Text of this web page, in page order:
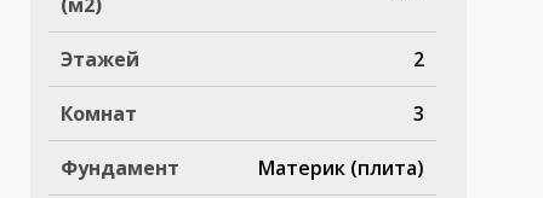
Этажей 2
Комнат 3
Фундамент Материк (плита)